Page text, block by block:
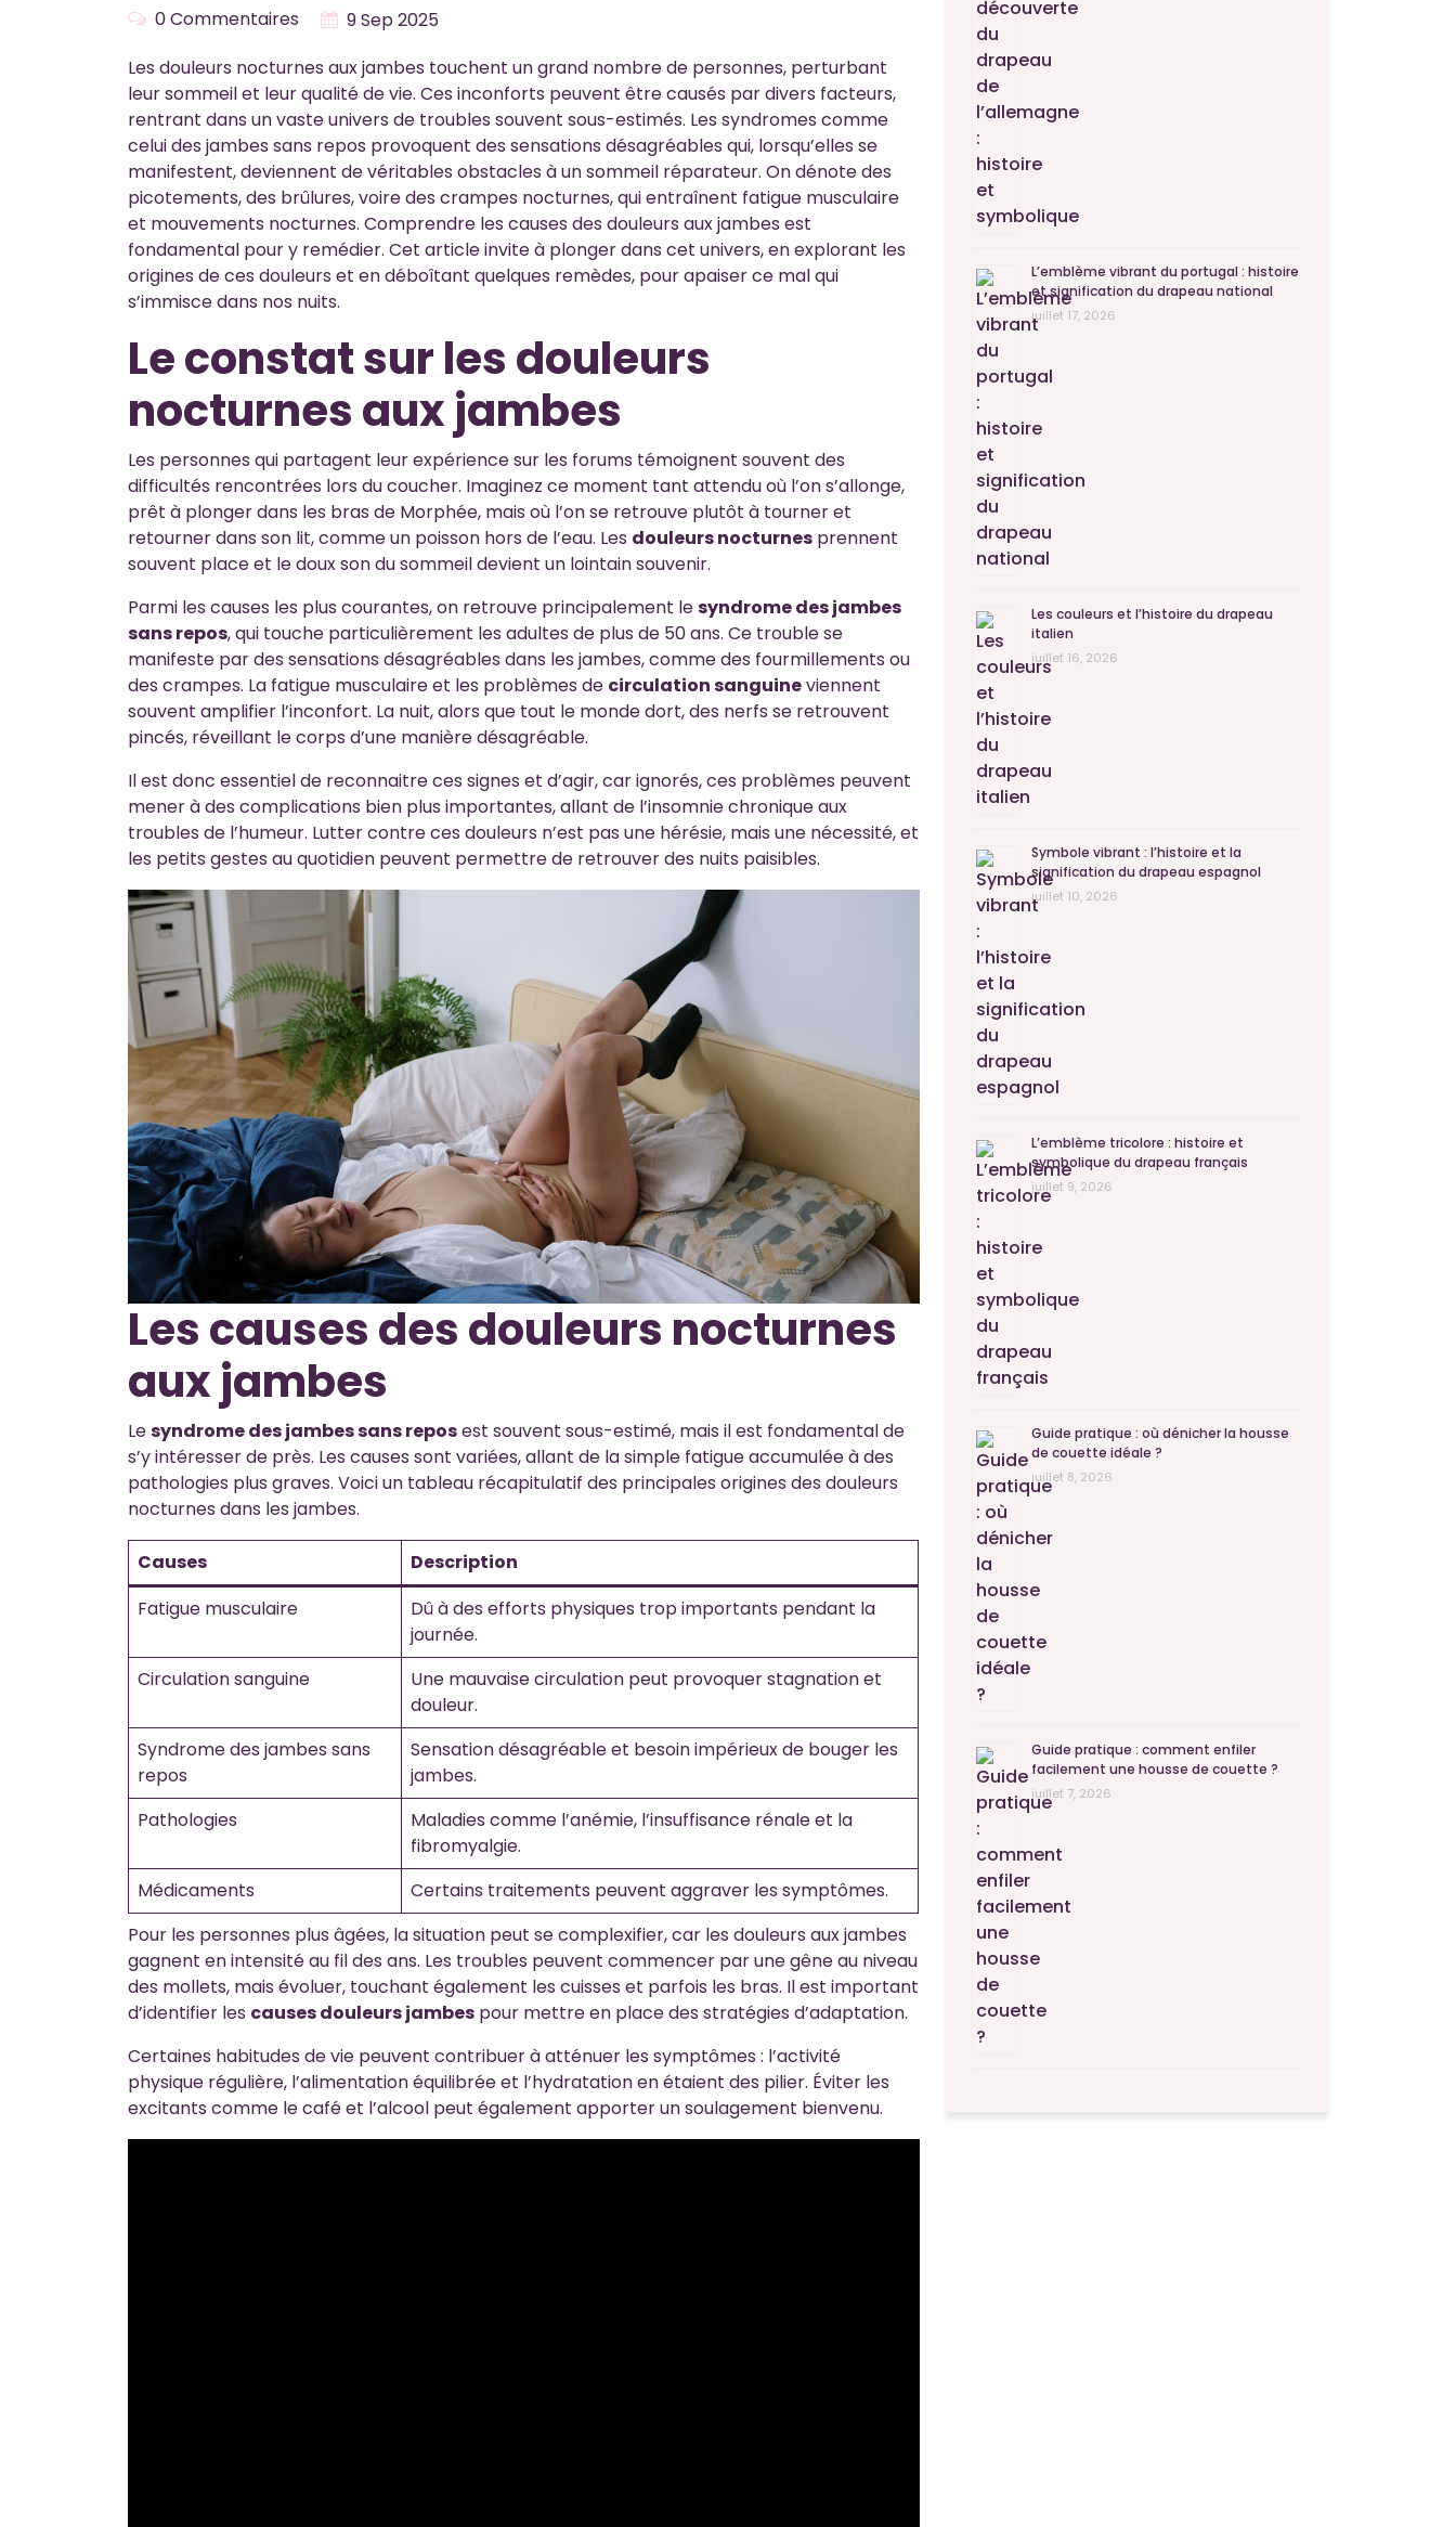
0 Commentaires
9 Sep 2025
Les douleurs nocturnes aux jambes touchent un grand nombre de personnes, perturbant
leur sommeil et leur qualité de vie. Ces inconforts peuvent être causés par divers facteurs,
rentrant dans un vaste univers de troubles souvent sous-estimés. Les syndromes comme
celui des jambes sans repos provoquent des sensations désagréables qui, lorsqu’elles se
manifestent, deviennent de véritables obstacles à un sommeil réparateur. On dénote des
picotements, des brûlures, voire des crampes nocturnes, qui entraînent fatigue musculaire
et mouvements nocturnes. Comprendre les causes des douleurs aux jambes est
fondamental pour y remédier. Cet article invite à plonger dans cet univers, en explorant les
origines de ces douleurs et en déboîtant quelques remèdes, pour apaiser ce mal qui
s’immisce dans nos nuits.
Le constat sur les douleurs
nocturnes aux jambes
Les personnes qui partagent leur expérience sur les forums témoignent souvent des
difficultés rencontrées lors du coucher. Imaginez ce moment tant attendu où l’on s’allonge,
prêt à plonger dans les bras de Morphée, mais où l’on se retrouve plutôt à tourner et
retourner dans son lit, comme un poisson hors de l’eau. Les douleurs nocturnes prennent
souvent place et le doux son du sommeil devient un lointain souvenir.
Parmi les causes les plus courantes, on retrouve principalement lesyndrome des jambes
sans repos, qui touche particulièrement les adultes de plus de 50 ans. Ce trouble se
manifeste par des sensations désagréables dans les jambes, comme des fourmillements ou
des crampes. La fatigue musculaire et les problèmes de circulation sanguineviennent
souvent amplifier l’inconfort. La nuit, alors que tout le monde dort, des nerfs se retrouvent
pincés, réveillant le corps d’une manière désagréable.
Il est donc essentiel de reconnaitre ces signes et d’agir, car ignorés, ces problèmes peuvent
mener à des complications bien plus importantes, allant de l’insomnie chronique aux
troubles de l’humeur. Lutter contre ces douleurs n’est pas une hérésie, mais une nécessité, et
les petits gestes au quotidien peuvent permettre de retrouver des nuits paisibles.
Les causes des douleurs nocturnes
aux jambes
Lesyndrome des jambes sans reposest souvent sous-estimé, mais il est fondamental de
s’y intéresser de près. Les causes sont variées, allant de la simple fatigue accumulée à des
pathologies plus graves. Voici un tableau récapitulatif des principales origines des douleurs
nocturnes dans les jambes.
Causes
Description
Fatigue musculaire
Dû à des efforts physiques trop importants pendant la
journée.
Circulation sanguine
Une mauvaise circulation peut provoquer stagnation et
douleur.
Syndrome des jambes sans
repos
Sensation désagréable et besoin impérieux de bouger les
jambes.
Pathologies
Maladies comme l’anémie, l’insuffisance rénale et la
fibromyalgie.
Médicaments
Certains traitements peuvent aggraver les symptômes.
Pour les personnes plus âgées, la situation peut se complexifier, car les douleurs aux jambes
gagnent en intensité au fil des ans. Les troubles peuvent commencer par une gêne au niveau
des mollets, mais évoluer, touchant également les cuisses et parfois les bras. Il est important
d’identifier les causes douleurs jambes pour mettre en place des stratégies d’adaptation.
Certaines habitudes de vie peuvent contribuer à atténuer les symptômes : l’activité
physique régulière, l’alimentation équilibrée et l’hydratation en étaient des pilier. Éviter les
excitants comme le café et l’alcool peut également apporter un soulagement bienvenu.
L’emblème vibrant du portugal : histoire
et signification du drapeau national
juillet 17, 2026
Les couleurs et l’histoire du drapeau
italien
juillet 16, 2026
Symbole vibrant : l’histoire et la
signification du drapeau espagnol
juillet 10, 2026
L’emblème tricolore : histoire et
symbolique du drapeau français
juillet 9, 2026
Guide pratique : où dénicher la housse
de couette idéale ?
juillet 8, 2026
Guide pratique : comment enfiler
facilement une housse de couette ?
juillet 7, 2026